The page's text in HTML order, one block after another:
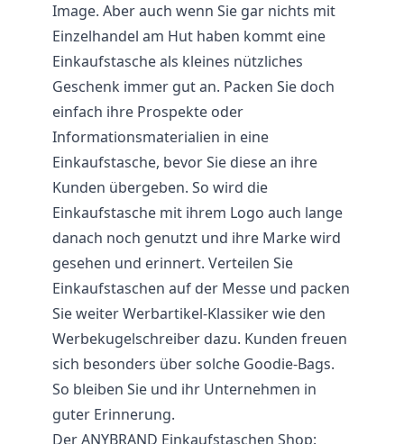
Image. Aber auch wenn Sie gar nichts mit
Einzelhandel am Hut haben kommt eine
Einkaufstasche als kleines nützliches
Geschenk immer gut an. Packen Sie doch
einfach ihre Prospekte oder
Informationsmaterialien in eine
Einkaufstasche, bevor Sie diese an ihre
Kunden übergeben. So wird die
Einkaufstasche mit ihrem Logo auch lange
danach noch genutzt und ihre Marke wird
gesehen und erinnert. Verteilen Sie
Einkaufstaschen auf der Messe und packen
Sie weiter Werbartikel-Klassiker wie den
Werbekugelschreiber dazu. Kunden freuen
sich besonders über solche Goodie-Bags.
So bleiben Sie und ihr Unternehmen in
guter Erinnerung.
Der ANYBRAND Einkaufstaschen Shop: